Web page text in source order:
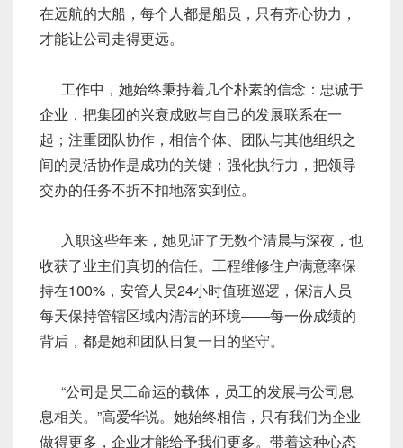
在远航的大船，每个人都是船员，只有齐心协力，
才能让公司走得更远。
工作中，她始终秉持着几个朴素的信念：忠诚于
企业，把集团的兴衰成败与自己的发展联系在一
起；注重团队协作，相信个体、团队与其他组织之
间的灵活协作是成功的关键；强化执行力，把领导
交办的任务不折不扣地落实到位。
入职这些年来，她见证了无数个清晨与深夜，也
收获了业主们真切的信任。工程维修住户满意率保
持在100%，安管人员24小时值班巡逻，保洁人员
每天保持管辖区域内清洁的环境——每一份成绩的
背后，都是她和团队日复一日的坚守。
“公司是员工命运的载体，员工的发展与公司息
息相关。”高爱华说。她始终相信，只有我们为企业
做得更多，企业才能给予我们更多。带着这种心态